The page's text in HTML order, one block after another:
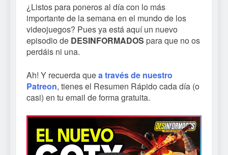
¿Listos para poneros al día con lo más
importante de la semana en el mundo de los
videojuegos? Pues ya está aquí un nuevo
episodio de DESINFORMADOS para que no os
perdáis ni una.
Ah! Y recuerda quea través de nuestro
Patreon, tienes el Resumen Rápido cada día (o
casi) en tu email de forma gratuita.